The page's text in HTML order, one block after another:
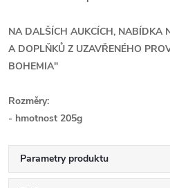
NA DALŠÍCH AUKCÍCH, NABÍDKA
A DOPLŇKŮ Z UZAVŘENÉHO
BOHEMIA"
Rozměry:
- hmotnost 205g
Parametry produktu